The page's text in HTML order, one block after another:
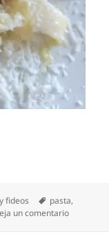
fideos Etiquetas
pasta,
un comentarioen Pasta